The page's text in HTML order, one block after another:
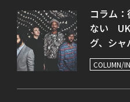
コラム
ない UK
グ、シ
までと向
COLUMN/